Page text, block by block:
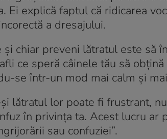
Ei explică faptul că ridicarea
a dresajului.
și chiar preveni lătratul este să
ce speră câinele tău să
se într-un mod mai calm și
lătratul lor poate fi frustrant,
în privința ta. Acest lucru
sau confuziei”.